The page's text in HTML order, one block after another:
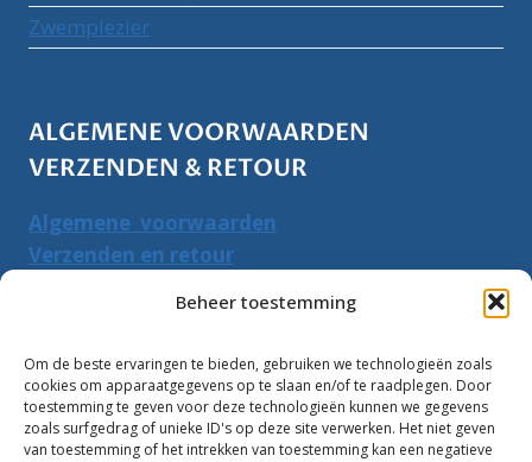
Beheer toestemming
Om de beste ervaringen te bieden, gebruiken we technologieën zoals
cookies om apparaatgegevens op te slaan en/of te raadplegen. Door
toestemming te geven voor deze technologieën kunnen we gegevens
zoals surfgedrag of unieke ID's op deze site verwerken. Het niet geven
van toestemming of het intrekken van toestemming kan een negatieve
Zwemplezier
ALGEMENE VOORWAARDEN
VERZENDEN & RETOUR
Algemene voorwaarden
Verzenden en retour
PRODUCTEN ZOEKEN
Zoeken
naar:
Zoeken